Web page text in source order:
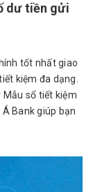
dư tiền gửi
tốt nhất giao
kiệm đa dạng.
Mẫu sổ tiết kiệm
Bank giúp bạn